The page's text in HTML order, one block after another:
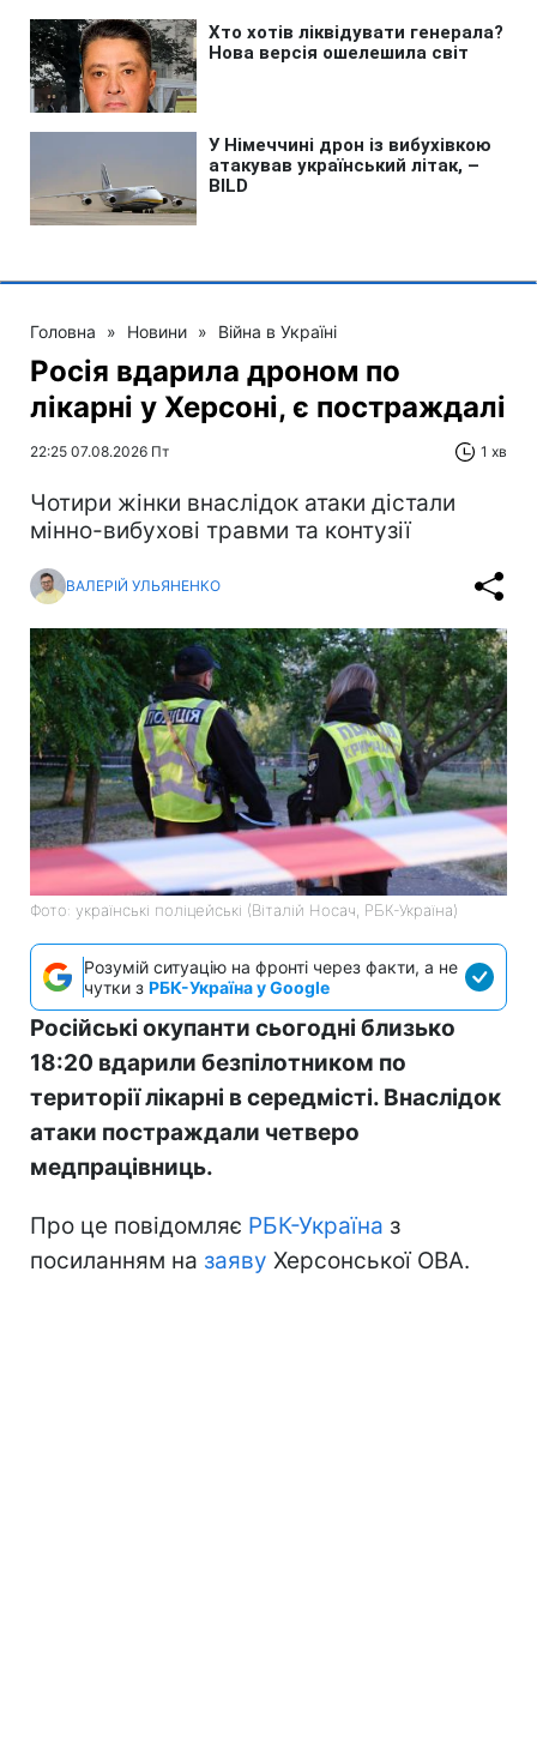
Головна » Новини » Війна в Україні
Росія вдарила дроном по
лікарні у Херсоні, є постраждалі
22:25 07.08.2026 Пт 1 хв
Чотири жінки внаслідок атаки дістали
мінно-вибухові травми та контузії
ВАЛЕРІЙ УЛЬЯНЕНКО
Фото: українські поліцейські (Віталій Носач, РБК-Україна)
Розумій ситуацію на фронті через факти, а не
чутки з РБК-Україна у Google
Російські окупанти сьогодні близько
18:20 вдарили безпілотником по
території лікарні в середмісті. Внаслідок
атаки постраждали четверо
медпрацівниць.
Про це повідомляє РБК-Україна з
посиланням на заяву Херсонської ОВА.